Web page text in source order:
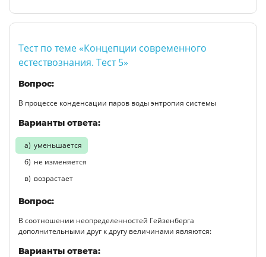
Тест по теме «Концепции современного
естествознания. Тест 5»
Вопрос:
В процессе конденсации паров воды энтропия системы
Варианты ответа:
уменьшается
не изменяется
возрастает
Вопрос:
В соотношении неопределенностей Гейзенберга
дополнительными друг к другу величинами являются:
Варианты ответа: